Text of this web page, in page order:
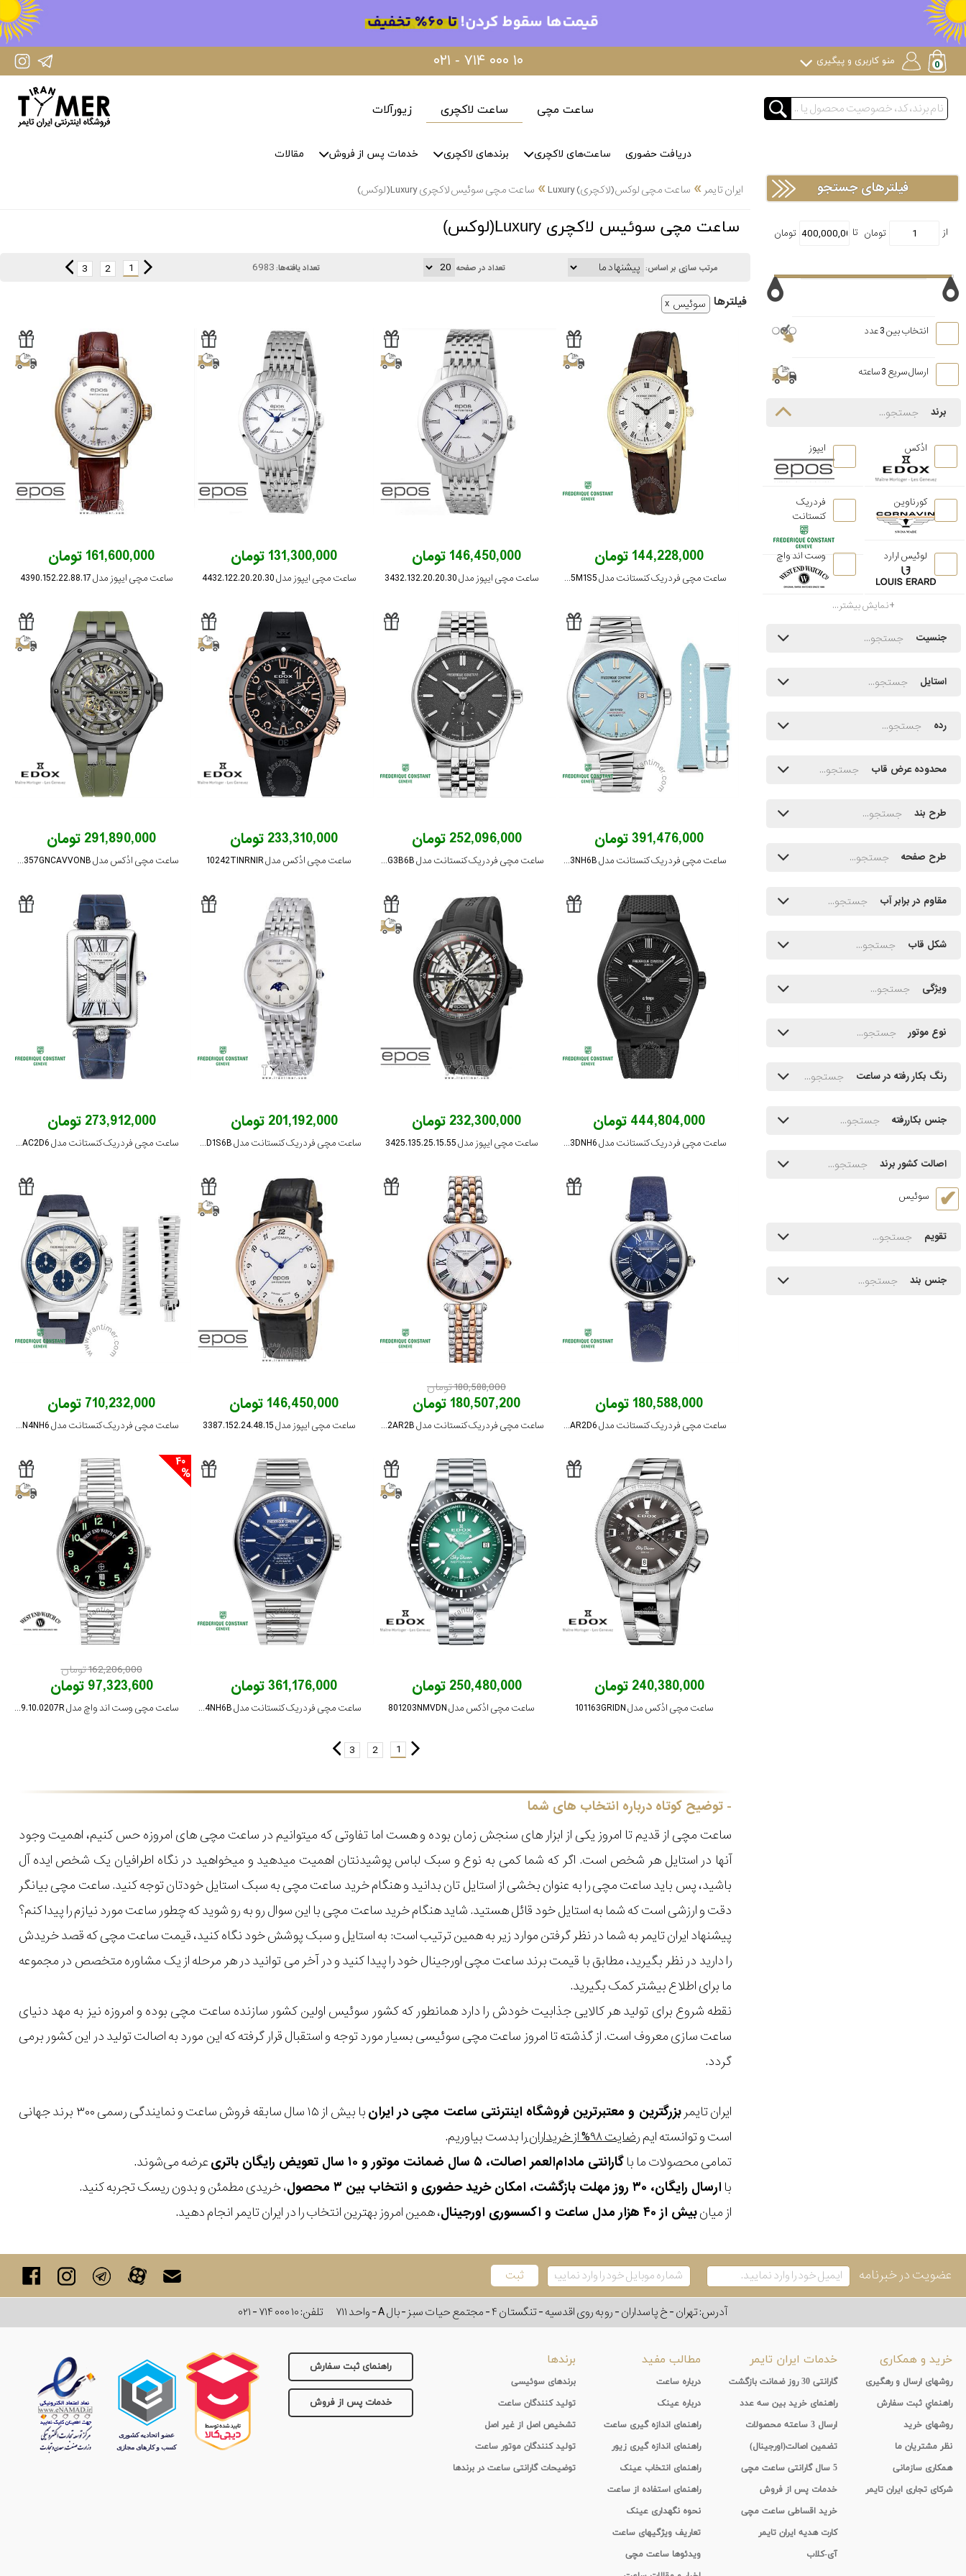
IranTimer Instagram Page ۰۲۱ - ۷۱۴ ۰۰۰ ۱۰ منو کاربری و پیگیری
ساعت مچی ساعت لاکچری زیورآلات
دریافت حضوری ساعت‌های لاکچری برندهای لاکچری خدمات پس از فروش مقالات
ایران تایمر » ساعت مچی لوکس(لاکچری) Luxury » ساعت مچی سوئیس لاکچری Luxury(لوکس)
ساعت مچی سوئیس لاکچری Luxury(لوکس)
مرتب سازی بر اساس: تعداد در صفحه تعداد یافته‌ها:6983
1
2
3
فیلتر‌ها سوئیس
144,228,000 تومان
ساعت مچی فردریک کنستانت مدل FC-235M1S5
146,450,000 تومان
ساعت مچی ایپوز مدل 3432.132.20.20.30
131,300,000 تومان
ساعت مچی ایپوز مدل 4432.122.20.20.30
161,600,000 تومان
ساعت مچی ایپوز مدل 4390.152.22.88.17
391,476,000 تومان
ساعت مچی فردریک کنستانت مدل FC-303LB3NH6B
252,096,000 تومان
ساعت مچی فردریک کنستانت مدل FC-530G3B6B
233,310,000 تومان
ساعت مچی ادُکس مدل 10242TINRNIR
291,890,000 تومان
ساعت مچی ادُکس مدل 85303357GNCAVVONB
444,804,000 تومان
ساعت مچی فردریک کنستانت مدل FC-303TA3DNH6
232,300,000 تومان
ساعت مچی ایپوز مدل 3425.135.25.15.55
201,192,000 تومان
ساعت مچی فردریک کنستانت مدل FC-206MPWD1S6B
273,912,000 تومان
ساعت مچی فردریک کنستانت مدل FC-200MPW2AC2D6
180,588,000 تومان
ساعت مچی فردریک کنستانت مدل FC-200MPN2AR2D6
180,588,000 تومان
180,507,200 تومان
ساعت مچی فردریک کنستانت مدل FC-200MPW2AR2B
146,450,000 تومان
ساعت مچی ایپوز مدل 3387.152.24.48.15
710,232,000 تومان
ساعت مچی فردریک کنستانت مدل FC-391WN4NH6
240,380,000 تومان
ساعت مچی ادُکس مدل 101163GRIDN
250,480,000 تومان
ساعت مچی ادُکس مدل 801203NMVDN
361,176,000 تومان
ساعت مچی فردریک کنستانت مدل FC-303N4NH6B
162,206,000 تومان
97,323,600 تومان
ساعت مچی وست اند واچ مدل 10W8149.10.0207R
1
2
3
توضیح کوتاه درباره انتخاب های شما
ساعت مچی از قدیم تا امروز یکی از ابزار های سنجش زمان بوده و هست اما تفاوتی که میتوانیم در ساعت مچی های امروزه حس کنیم، اهمیت وجود
آنها در استایل هر شخص است. اگر که شما کمی به نوع و سبک لباس پوشیدنتان اهمیت میدهید و میخواهید در نگاه اطرافیان یک شخص ایده آل
باشید، پس باید ساعت مچی را به عنوان بخشی از استایل تان بدانید و هنگام خرید ساعت مچی به سبک استایل خودتان توجه کنید. ساعت مچی بیانگر
دقت و ارزشی است که شما به استایل خود قائل هستید. شاید هنگام خرید ساعت مچی با این سوال رو به رو شوید که چطور ساعت مورد نیازم را پیدا کنم؟
پیشنهاد ایران تایمر به شما در نظر گرفتن موارد زیر به همین ترتیب است: به استایل و سبک پوشش خود نگاه کنید، قیمت ساعت مچی که قصد خریدش
را دارید در نظر بگیرید، مطابق با قیمت برند ساعت مچی اورجینال خود را پیدا کنید و در آخر می توانید در هر مرحله از یک مشاوره متخصص در مجموعه
ما برای اطلاع بیشتر کمک بگیرید.
نقطه شروع برای تولید هر کالایی جذابیت خودش را دارد همانطور که کشور سوئیس اولین کشور سازنده ساعت مچی بوده و امروزه نیز به مهد دنیای
ساعت سازی معروف است. از گذشته تا امروز ساعت مچی سوئیسی بسیار مورد توجه و استقبال قرار گرفته که این مورد به اصالت تولید در این کشور برمی
گردد.
ایران تایمربزرگترین و معتبرترین فروشگاه اینترنتی ساعت مچی در ایران
با بیش از ۱۵ سال سابقه فروش ساعت و نمایندگی رسمی ۳۰۰ برند جهانی
است و توانسته ایمرضایت ۹۸% از خریداران
را بدست بیاوریم.
تمامی محصولات ما باگارانتی مادام‌العمر اصالت، ۵ سال ضمانت موتور و ۱۰ سال تعویض رایگان باتری
عرضه می‌شوند.
باارسال رایگان، ۳۰ روز مهلت بازگشت، امکان خرید حضوری و انتخاب بین ۳ محصول
، خریدی مطمئن و بدون ریسک تجربه کنید.
از میانبیش از ۴۰ هزار مدل ساعت و اکسسوری اورجینال ، همین امروز بهترین انتخاب را در ایران تایمر انجام دهید.
فیلترهای جستجو
انتخاب بین 3 عدد
ارسال سریع 3 ساعته
برند
ادُکس ایپوز
کورناوین
فردریک
کنستانت
لوئیس ارارد وست اند واچ
نمایش بیشتر...
جنسیت
استایل
رده
محدوده عرض قاب
طرح بند
طرح صفحه
مقاوم در برابر آب
شکل قاب
ویژگی
نوع موتور
رنگ بکار رفته در ساعت
جنس بکاررفته
اصالت کشور برند
سوئیس
تقویم
جنس بند
عضویت در خبرنامه
آدرس: تهران - خ پاسداران - رو به روی اقدسیه - تنگستان ۴ - مجتمع حیات سبز - بال A - واحد ۷۱۱ تلفن:۰۲۱ - ۷۱۴ ۰۰۰ ۱۰
راهنمای ثبت سفارش
خدمات پس از فروش
خرید و همکاری
روشهای ارسال و رهگیری
راهنماي ثبت سفارش
روشهای خرید
نظر مشتریان ما
همکاری سازمانی
شرکای تجاری ایران تایمر
خدمات ایران تایمر
گارانتی 30 روز ضمانت بازگشت
راهنمای خرید بین سه عدد
ارسال 3 ساعته محصولات
تضمین اصالت(اورجینال)
5 سال گارانتی ساعت مچی
خدمات پس از فروش
خرید اقساطی ساعت مچی
کارت هدیه ایران تایمر
آی-کلاب
مطالب مفید
درباره ساعت
درباره عینک
راهنمای اندازه گیری ساعت
راهنمای اندازه گیری زیور
راهنمای انتخاب عینک
راهنمای استفاده از ساعت
نحوه نگهداری عینک
تعاریف ویژگیهای ساعت
ویدئوها ساعت مچی
برندها
برندهای سوئیسی
تولید کنندگان ساعت
تشخیص اصل از غیر اصل
تولید کنندگان موتور ساعت
توضیحات گارانتی ساعت در برندها